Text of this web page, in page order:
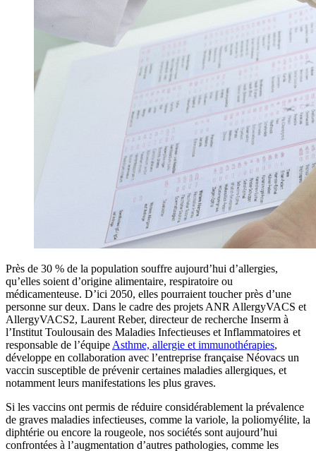
Près de 30 % de la population souffre aujourd’hui d’allergies,
qu’elles soient d’origine alimentaire, respiratoire ou
médicamenteuse. D’ici 2050, elles pourraient toucher près d’une
personne sur deux. Dans le cadre des projets ANR AllergyVACS et
AllergyVACS2, Laurent Reber, directeur de recherche Inserm à
l’Institut Toulousain des Maladies Infectieuses et Inflammatoires et
responsable de l’équipe Asthme, allergie et immunothérapies,
développe en collaboration avec l’entreprise française Néovacs un
vaccin susceptible de prévenir certaines maladies allergiques, et
notamment leurs manifestations les plus graves.
Si les vaccins ont permis de réduire considérablement la prévalence
de graves maladies infectieuses, comme la variole, la poliomyélite, la
diphtérie ou encore la rougeole, nos sociétés sont aujourd’hui
confrontées à l’augmentation d’autres pathologies, comme les